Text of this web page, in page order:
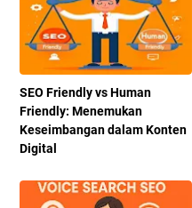
SEO Friendly vs Human
Friendly: Menemukan
Keseimbangan dalam Konten
Digital